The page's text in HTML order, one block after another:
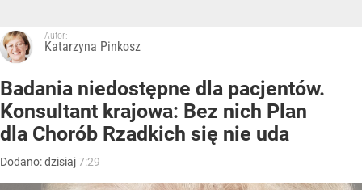
Autor:
Katarzyna Pinkosz
Badania niedostępne dla pacjentów.
Konsultant krajowa: Bez nich Plan
dla Chorób Rzadkich się nie uda
Dodano:dzisiaj7:29